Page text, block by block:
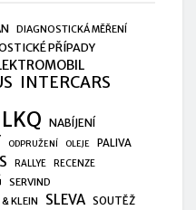
DIAGNOSTICKÁ MĚŘENÍ
PŘÍPADY
INTERCARS
LKQ NABÍJENÍ
ODPRUŽENÍ OLEJE PALIVA
RALLYE RECENZE
SERVIND
KLEIN SLEVA SOUTĚŽ